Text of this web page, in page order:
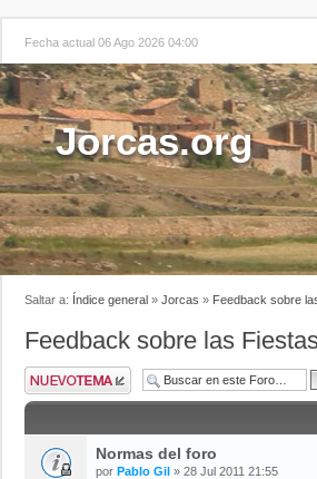
Fecha actual 06 Ago 2026 04:00
Jorcas.org
Saltar a: Índice general » Jorcas » Feedback sobre
Feedback sobre las
Normas del foro
por Pablo Gil » 28 Jul 2011 21:55